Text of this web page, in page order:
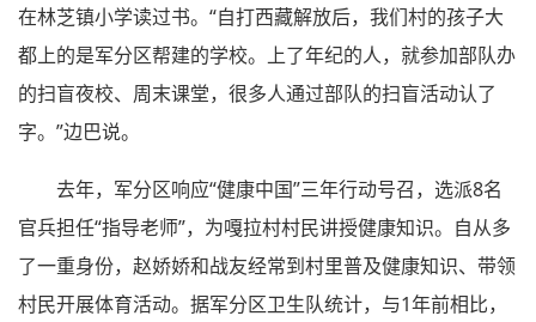
在林芝镇小学读过书。“自打西藏解放后，我们村的孩子大
都上的是军分区帮建的学校。上了年纪的人，就参加部队办
的扫盲夜校、周末课堂，很多人通过部队的扫盲活动认了
字。”边巴说。
去年，军分区响应“健康中国”三年行动号召，选派8名
官兵担任“指导老师”，为嘎拉村村民讲授健康知识。自从多
了一重身份，赵娇娇和战友经常到村里普及健康知识、带领
村民开展体育活动。据军分区卫生队统计，与1年前相比，